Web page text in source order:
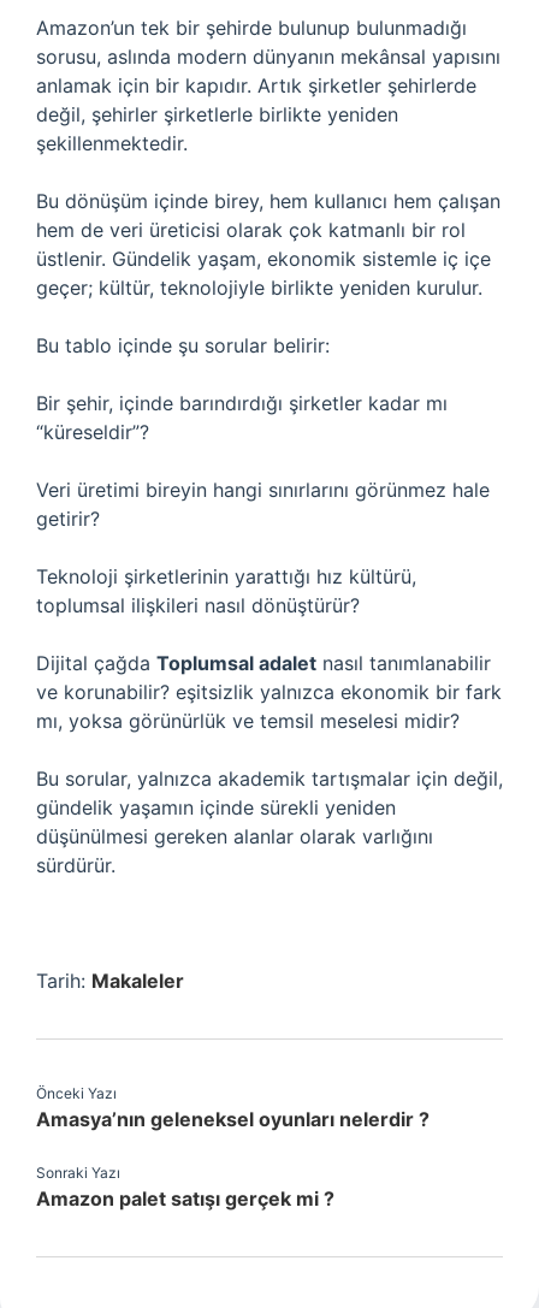
Amazon’un tek bir şehirde bulunup bulunmadığı
sorusu, aslında modern dünyanın mekânsal yapısını
anlamak için bir kapıdır. Artık şirketler şehirlerde
değil, şehirler şirketlerle birlikte yeniden
şekillenmektedir.
Bu dönüşüm içinde birey, hem kullanıcı hem çalışan
hem de veri üreticisi olarak çok katmanlı bir rol
üstlenir. Gündelik yaşam, ekonomik sistemle iç içe
geçer; kültür, teknolojiyle birlikte yeniden kurulur.
Bu tablo içinde şu sorular belirir:
Bir şehir, içinde barındırdığı şirketler kadar mı
“küreseldir”?
Veri üretimi bireyin hangi sınırlarını görünmez hale
getirir?
Teknoloji şirketlerinin yarattığı hız kültürü,
toplumsal ilişkileri nasıl dönüştürür?
Dijital çağda Toplumsal adalet nasıl tanımlanabilir
ve korunabilir? eşitsizlik yalnızca ekonomik bir fark
mı, yoksa görünürlük ve temsil meselesi midir?
Bu sorular, yalnızca akademik tartışmalar için değil,
gündelik yaşamın içinde sürekli yeniden
düşünülmesi gereken alanlar olarak varlığını
sürdürür.
Tarih: Makaleler
Önceki Yazı
Amasya’nın geleneksel oyunları nelerdir ?
Sonraki Yazı
Amazon palet satışı gerçek mi ?